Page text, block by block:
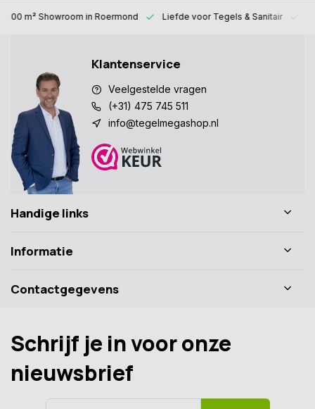
1000 m² Showroom in Roermond Liefde voorTegels & Sanitair
Klantenservice
Veelgestelde vragen
(+31) 475 745 511
info@tegelmegashop.nl
Handige links
Informatie
Contactgegevens
Schrijf je in voor onze
nieuwsbrief